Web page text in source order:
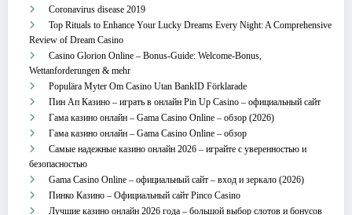
Coronavirus disease 2019
Top Rituals to Enhance Your Lucky Dreams Every Night: A Comprehensive
Review of Dream Casino
Casino Glorion Online – Bonus‑Guide: Welcome‑Bonus,
Wettanforderungen & mehr
Populära Myter Om Casino Utan BankID Förklarade
Пин Ап Казино – играть в онлайн Pin Up Casino – официальный сайт
Гама казино онлайн – Gama Casino Online – обзор (2026)
Гама казино онлайн – Gama Casino Online – обзор
Самые надежные казино онлайн 2026 – играйте с уверенностью и
безопасностью
Gama Casino Online – официальный сайт – вход и зеркало (2026)
Пинко Казино – Официальный сайт Pinco Casino
Лучшие казино онлайн 2026 года – большой выбор слотов и бонусов